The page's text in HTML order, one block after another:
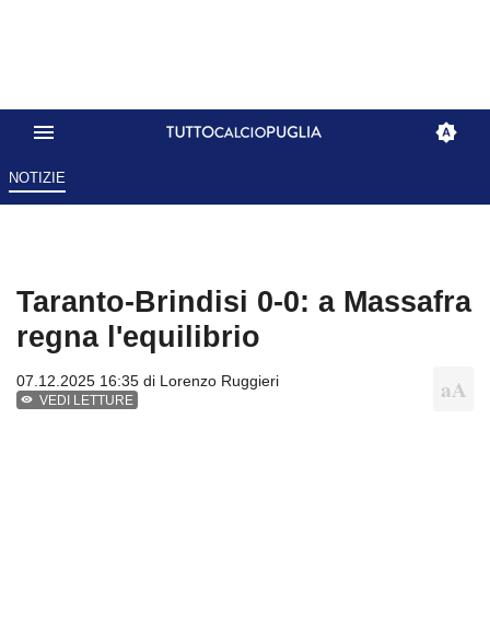
NOTIZIE
Taranto-Brindisi 0-0: a Massafra
regna l'equilibrio
07.12.2025 16:35 di Lorenzo Ruggieri
VEDI LETTURE